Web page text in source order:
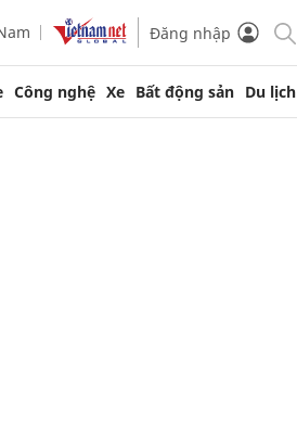
Đăng nhập
Công nghệ Xe Bất động sản Du lịch